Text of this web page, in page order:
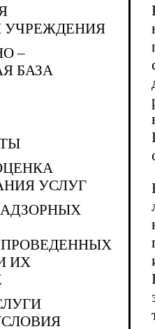
УЧРЕЖДЕНИЯ
–
БАЗА
УСЛУГ
ИХ